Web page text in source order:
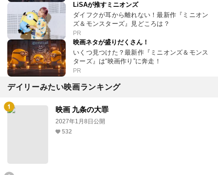
LiSAが推すミニオンズ
ダイフクが耳から離れない！最新作『ミニオン
ズ＆モンスターズ』見どころは？
PR
映画ネタが盛りだくさん！
いくつ見つけた？最新作『ミニオンズ＆モンス
ターズ』は“映画作り”に奔走！
PR
デイリーみたい映画ランキング
映画 九条の大罪
2027年1月8日公開
532